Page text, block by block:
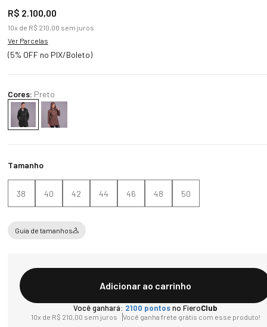
R$ 2.100,00
10x de R$ 210,00 sem juros
Ver Parcelas
(5% OFF no PIX/Boleto)
Cores: Preto
Tamanho
38 40 42 44 46 48 50
Guia de tamanhos
Adicionar ao carrinho
Você ganhará: 2100 pontosno FieroClub
10x de R$ 210,00 sem juros Você ganha frete grátis com esse produto!